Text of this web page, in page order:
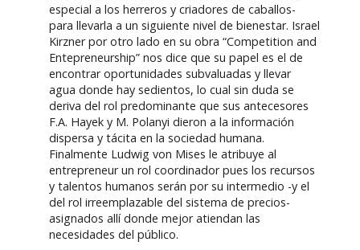
especial a los herreros y criadores de caballos-
para llevarla a un siguiente nivel de bienestar. Israel
Kirzner por otro lado en su obra “Competition and
Entepreneurship” nos dice que su papel es el de
encontrar oportunidades subvaluadas y llevar
agua donde hay sedientos, lo cual sin duda se
deriva del rol predominante que sus antecesores
F.A. Hayek y M. Polanyi dieron a la información
dispersa y tácita en la sociedad humana.
Finalmente Ludwig von Mises le atribuye al
entrepreneur un rol coordinador pues los recursos
y talentos humanos serán por su intermedio -y el
del rol irreemplazable del sistema de precios-
asignados allí donde mejor atiendan las
necesidades del público.